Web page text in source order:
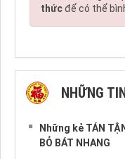
thứcđể có thể
NHỮNG
Những kẻ TÁN
BỎ BÁT NHANG